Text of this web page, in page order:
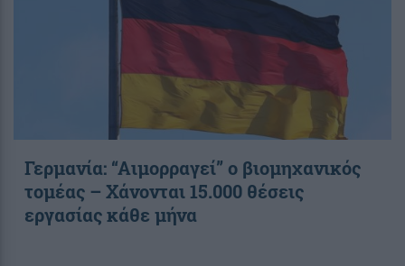
Γερμανία: “Αιμορραγεί” ο βιομηχανικός
τομέας – Χάνονται 15.000 θέσεις
εργασίας κάθε μήνα